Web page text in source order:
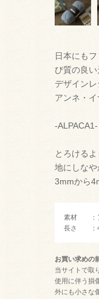
日本にも
び質の良
デザイン
アンネ・
-ALPACA1-
とろける
地にしなや
3mmから
素材 ：
長さ ：
お買い求めの
当サイトで取
使用に伴う損
外にも小さな